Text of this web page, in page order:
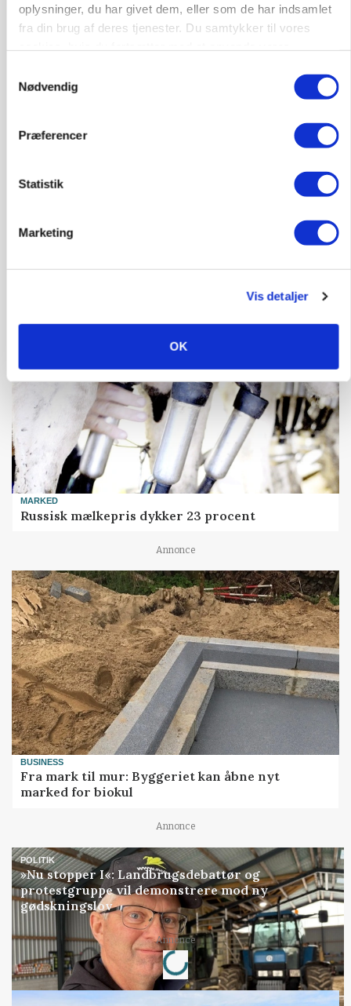
oplysninger, du har givet dem, eller som de har indsamlet
fra din brug af deres tjenester. Du samtykker til vores
Nødvendig
Præferencer
Statistik
Marketing
Vis detaljer
OK
Ejer eller medejer? Nyt tv-format udfordrer
MARKED
Russisk mælkepris dykker 23 procent
Annonce
BUSINESS
Fra mark til mur: Byggeriet kan åbne nyt
marked for biokul
Annonce
POLITIK
»Nu stopper I«: Landbrugsdebattør og
protestgruppe vil demonstrere mod ny
gødskningslov
Annonce
Loading...